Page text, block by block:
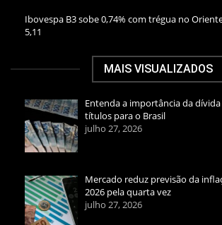
Ibovespa B3 sobe 0,74% com trégua no
5,11
MAIS VISUALIZADOS
Entenda a importância da
títulos para o Brasil
julho 27, 2026
Mercado reduz previsão da
2026 pela quarta vez
julho 27, 2026